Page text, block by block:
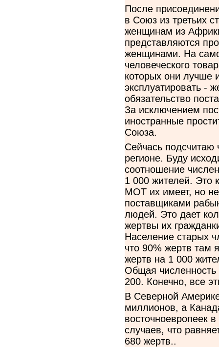
После
в Союз из третьих
женщинам из
представляются
женщинами. На
человеческого
которых они лучше
эксплуатировать -
обязательство
За исключением
иностранные
Союза.
Сейчась подсчитаю
регионе. Буду
соотношение
1 000 жителей. Это
МОТ их имеет, но
поставщиками
людей. Это дает
жертвы их
Население старых
что 90% жертв там
жертв на 1 000
Общая численность
200. Конечно, все
В Северной
миллионов, а
восточноевропеек
случаев, что
680 жертв..